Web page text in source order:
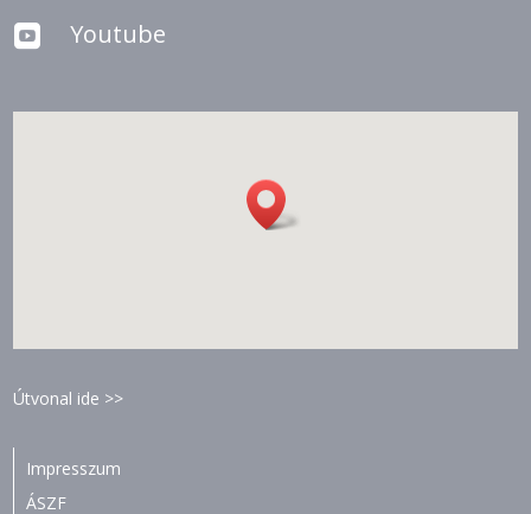
 Youtube
Útvonal ide >>
Impresszum
ÁSZF